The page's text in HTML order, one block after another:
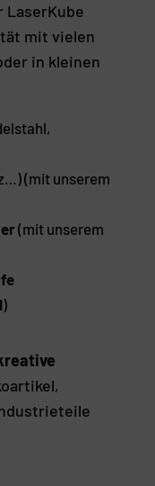
mit vielen
in kleinen
(mit unserem
(mit unserem
)